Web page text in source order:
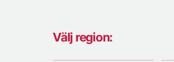
Välj region: